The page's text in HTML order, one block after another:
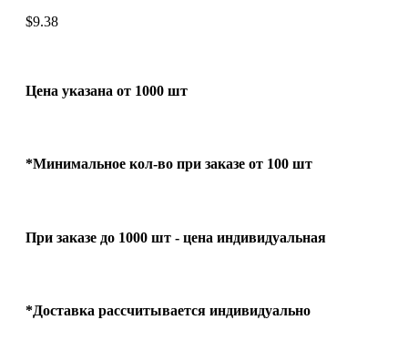
$9.38
Цена указана от 1000 шт
*Минимальное кол-во при заказе от 100 шт
При заказе до 1000 шт - цена индивидуальная
*Доставка рассчитывается индивидуально